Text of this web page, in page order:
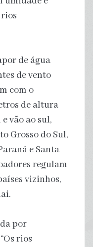
de água
de vento
com o
de altura
vão ao sul,
Grosso do Sul,
e Santa
regulam
vizinhos,
por
rios